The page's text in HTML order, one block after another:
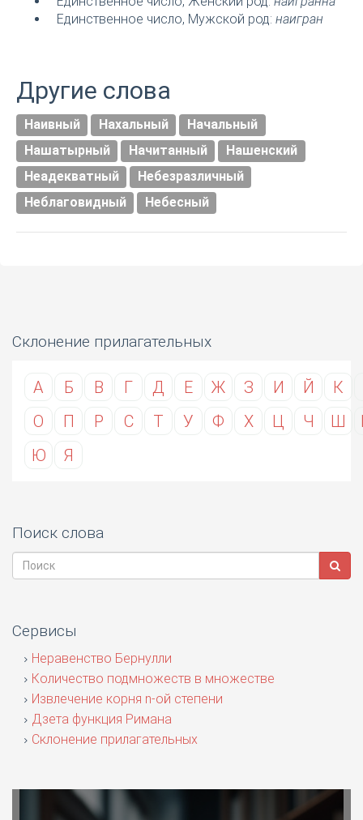
Единственное число, Мужской род: наигран
Другие слова
Наивный Нахальный
Начальный
Нашатырный
Начитанный
Нашенский
Неадекватный
Небезразличный
Неблаговидный
Небесный
Склонение прилагательных
А Б В Г Д Е Ж З И Й К
О
П Р С Т У Ф Х Ц Ч Ш
Ю
Я
Поиск слова
Сервисы
Неравенство Бернулли
Количество подмножеств в множестве
Извлечение корня n-ой степени
Дзета функция Римана
Склонение прилагательных